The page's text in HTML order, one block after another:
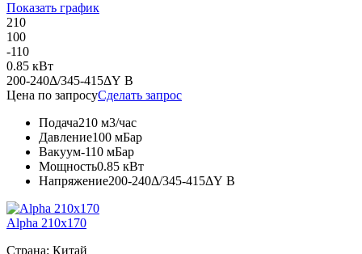
Показать график
210
100
-110
0.85 кВт
200-240Δ/345-415ΔY В
Цена по запросуСделать запрос
Подача210 м3/час
Давление100 мБар
Вакуум-110 мБар
Мощность0.85 кВт
Напряжение200-240Δ/345-415ΔY В
Alpha 210x170
Страна: Китай